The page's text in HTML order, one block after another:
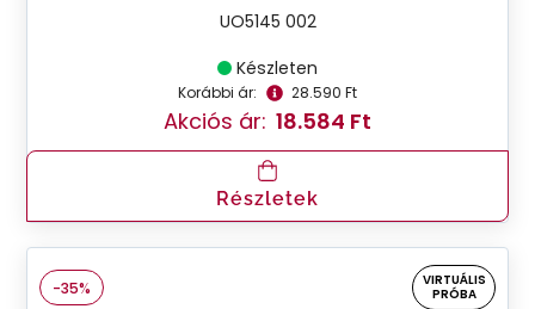
UO5145 002
Készleten
Korábbi ár: 28.590 Ft
Akciós ár: 18.584 Ft
Részletek
-35%
VIRTUÁLIS
PRÓBA